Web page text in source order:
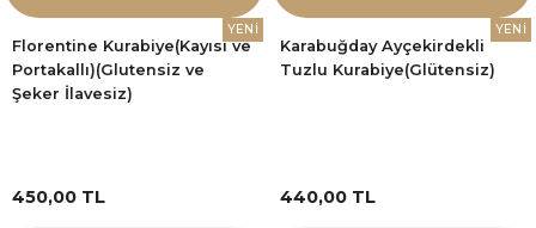
YENİ
Florentine Kurabiye(Kayısı ve
Portakallı)(Glutensiz ve
Şeker İlavesiz)
450,00 TL
YENİ
Karabuğday Ayçekirdekli
Tuzlu Kurabiye(Glütensiz)
440,00 TL